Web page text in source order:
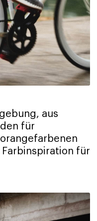
aus
für
Farbinspiration für